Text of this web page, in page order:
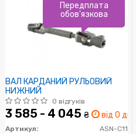
ВАЛ КАРДАНИЙ РУЛЬОВИЙ
НИЖНИЙ
0 відгуків
3 585 - 4 045 ₴ від 0 дн.
Артикул:
ASN-C11
Передплата
обов'язкова